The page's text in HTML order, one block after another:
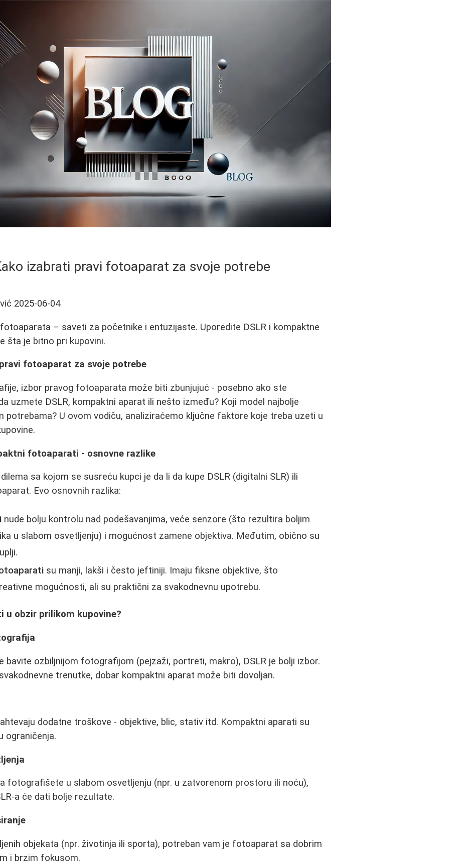
izabrati pravi fotoaparat za svoje potrebe
2025-06-04
– saveti za početnike i entuzijaste. Uporedite DSLR i kompaktne
šta je bitno pri kupovini.
fotoaparat za svoje potrebe
izbor pravog fotoaparata može biti zbunjujuć - posebno ako ste
uzmete DSLR, kompaktni aparat ili nešto između? Koji model najbolje
potrebama? U ovom vodiču, analiziraćemo ključne faktore koje treba uzeti u
fotoaparati - osnovne razlike
sa kojom se susreću kupci je da li da kupe DSLR (digitalni SLR) ili
Evo osnovnih razlika:
nude bolju kontrolu nad podešavanjima, veće senzore (što rezultira boljim
u slabom osvetljenju) i mogućnost zamene objektiva. Međutim, obično su
su manji, lakši i često jeftiniji. Imaju fiksne objektive, što
mogućnosti, ali su praktični za svakodnevnu upotrebu.
u obzir prilikom kupovine?
bavite ozbiljnijom fotografijom (pejzaži, portreti, makro), DSLR je bolji izbor.
trenutke, dobar kompaktni aparat može biti dovoljan.
dodatne troškove - objektive, blic, stativ itd. Kompaktni aparati su
ograničenja.
fotografišete u slabom osvetljenju (npr. u zatvorenom prostoru ili noću),
a će dati bolje rezultate.
objekata (npr. životinja ili sporta), potreban vam je fotoaparat sa dobrim
i brzim fokusom.